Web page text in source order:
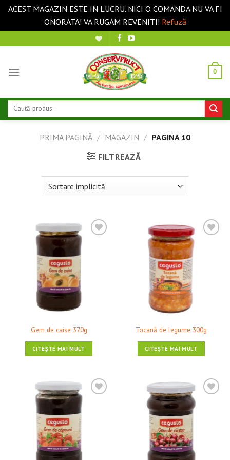
ACEST MAGAZIN ESTE IN LUCRU. NICI O COMANDA NU VA FI
ONORATA! VA RUGAM REVENITI! Refuză
0
Caută
după:
PRIMA PAGINĂ / MAGAZIN / PAGINA 10
FILTREAZĂ
❤ Pune în Wishlist
Gem de caise 370g
CITEȘTE MAI MULT
❤ Pune în Wishlist
Tocană de legume 300g
CITEȘTE MAI MULT
❤ Pune în Wishlist ❤ Pune în Wishlist